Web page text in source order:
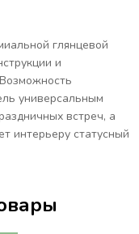
глянцевой
и
универсальным
встреч, а
интерьеру статусный